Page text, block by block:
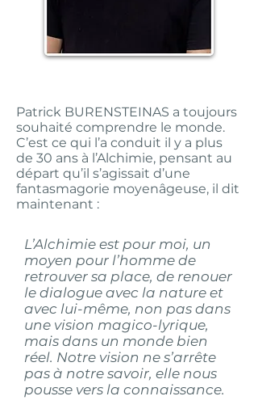
Patrick BURENSTEINAS a toujours
souhaité comprendre le monde.
C’est ce qui l’a conduit il y a plus
de 30 ans à l’Alchimie, pensant au
départ qu’il s’agissait d’une
fantasmagorie moyenâgeuse, il dit
maintenant :
L’Alchimie est pour moi, un
moyen pour l’homme de
retrouver sa place, de renouer
le dialogue avec la nature et
avec lui-même, non pas dans
une vision magico-lyrique,
mais dans un monde bien
réel. Notre vision ne s’arrête
pas à notre savoir, elle nous
pousse vers la connaissance.